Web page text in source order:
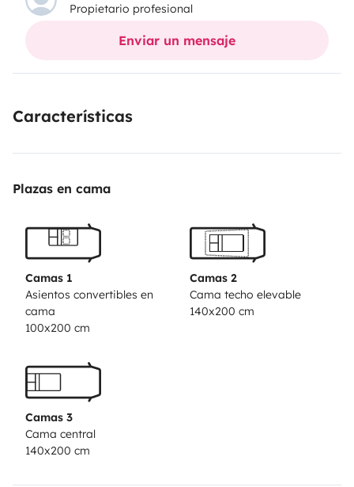
Propietario profesional
Enviar un mensaje
Características
Plazas en cama
Camas 1
Asientos convertibles en
cama
100x200 cm
Camas 2
Cama techo elevable
140x200 cm
Camas 3
Cama central
140x200 cm